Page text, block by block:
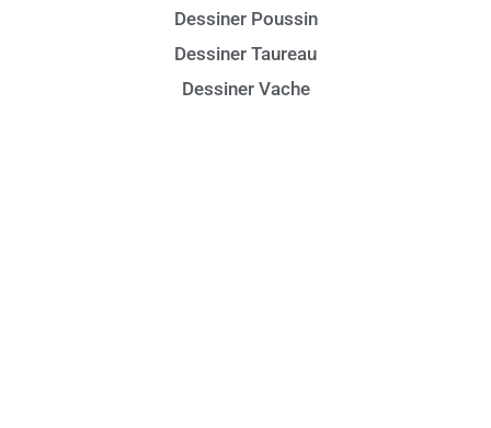
Dessiner Poussin
Dessiner Taureau
Dessiner Vache